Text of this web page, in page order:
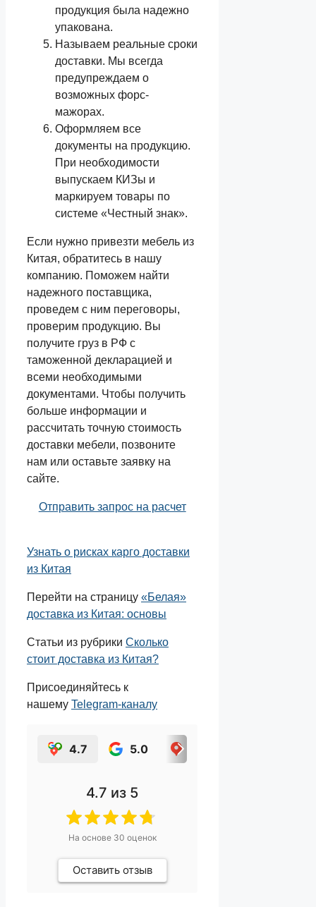
продукция была надежно
упакована.
Называем реальные сроки
доставки. Мы всегда
предупреждаем о
возможных форс-
мажорах.
Оформляем все
документы на продукцию.
При необходимости
выпускаем КИЗы и
маркируем товары по
системе «Честный знак».
Если нужно привезти мебель из
Китая, обратитесь в нашу
компанию. Поможем найти
надежного поставщика,
проведем с ним переговоры,
проверим продукцию. Вы
получите груз в РФ с
таможенной декларацией и
всеми необходимыми
документами. Чтобы получить
больше информации и
рассчитать точную стоимость
доставки мебели, позвоните
нам или оставьте заявку на
сайте.
Отправить запрос на расчет
Узнать о рисках карго доставки
из Китая
Перейти на страницу «Белая»
доставка из Китая: основы
Статьи из рубрики Сколько
стоит доставка из Китая?
Присоединяйтесь к
нашему Telegram-каналу
4.7 5.0
4.7 из 5
На основе 30 оценок
Оставить отзыв